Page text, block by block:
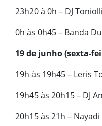
23h20 à 0h – DJ Toniolli
0h às 0h45 – Banda
19 de junho (sexta-
19h às 19h45 – Leris
19h45 às 20h15 – DJ
20h15 às 21h – Nayadi